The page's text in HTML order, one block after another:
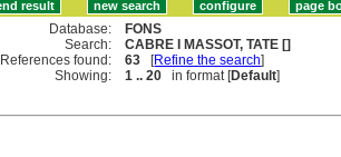
Database:
FONS
Search:
CABRE I MASSOT, TATE []
References found:
63 [Refine the search]
Showing:
1 .. 20 in format [Default]